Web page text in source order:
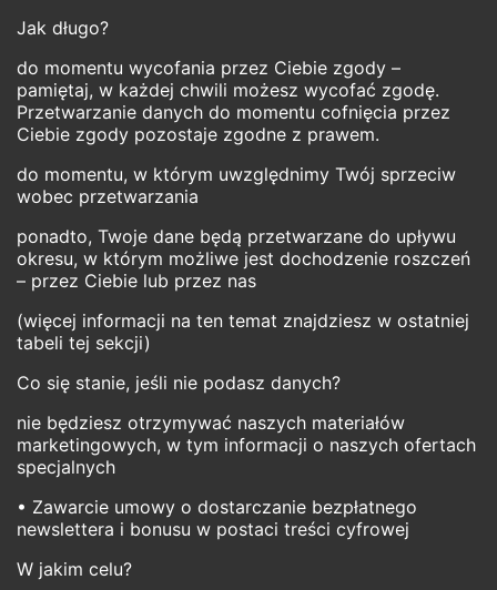
Jak długo?
do momentu wycofania przez Ciebie zgody –
pamiętaj, w każdej chwili możesz wycofać zgodę.
Przetwarzanie danych do momentu cofnięcia przez
Ciebie zgody pozostaje zgodne z prawem.
do momentu, w którym uwzględnimy Twój sprzeciw
wobec przetwarzania
ponadto, Twoje dane będą przetwarzane do upływu
okresu, w którym możliwe jest dochodzenie roszczeń
– przez Ciebie lub przez nas
(więcej informacji na ten temat znajdziesz w ostatniej
tabeli tej sekcji)
Co się stanie, jeśli nie podasz danych?
nie będziesz otrzymywać naszych materiałów
marketingowych, w tym informacji o naszych ofertach
specjalnych
• Zawarcie umowy o dostarczanie bezpłatnego
newslettera i bonusu w postaci treści cyfrowej
W jakim celu?